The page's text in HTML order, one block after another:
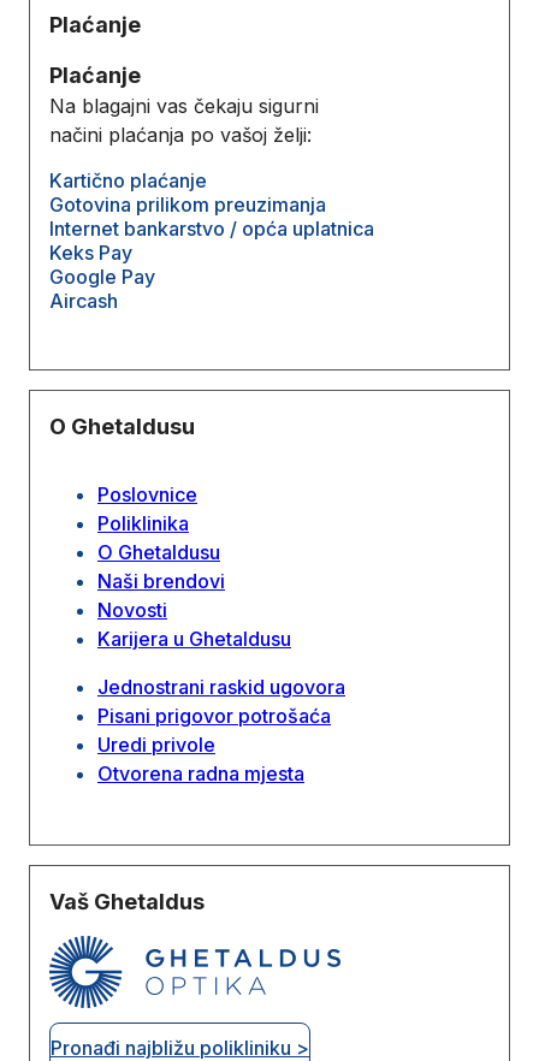
Plaćanje
Plaćanje
Na blagajni vas čekaju sigurni
načini plaćanja po vašoj želji:
Kartično plaćanje
Gotovina prilikom preuzimanja
Internet bankarstvo / opća uplatnica
Keks Pay
Google Pay
Aircash
O Ghetaldusu
Poslovnice
Poliklinika
O Ghetaldusu
Naši brendovi
Novosti
Karijera u Ghetaldusu
Jednostrani raskid ugovora
Pisani prigovor potrošaća
Uredi privole
Otvorena radna mjesta
Vaš Ghetaldus
Pronađi najbližu polikliniku >